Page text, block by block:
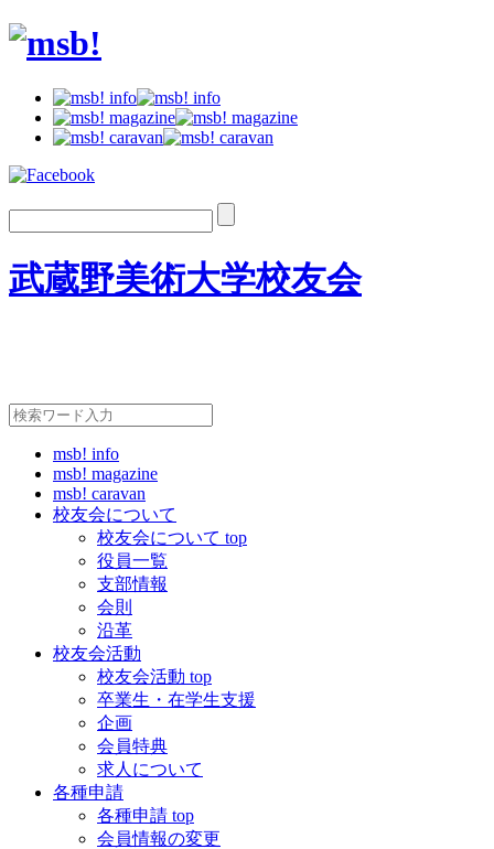
武蔵野美術大学校友会
msb! info
msb! magazine
msb! caravan
校友会について
校友会について top
役員一覧
支部情報
会則
沿革
校友会活動
校友会活動 top
卒業生・在学生支援
企画
会員特典
求人について
各種申請
各種申請 top
会員情報の変更